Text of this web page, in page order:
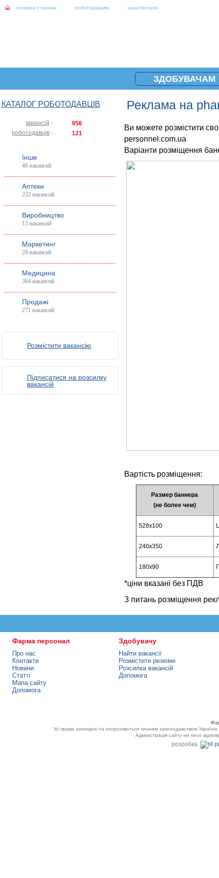
головна сторінка роботодавцям наші послуги
ЗДОБУВАЧАМ
КАТАЛОГ РОБОТОДАВЦІВ
вакансій -
956
роботодавців - 121
Інше
48 вакансий
Аптеки
232 вакансий
Виробництво
13 вакансий
Маркетинг
28 вакансий
Медицина
364 вакансий
Продажі
271 вакансий
Розмістити вакансію
Підписатися на розсилку
вакансій
Реклама на
Ви можете розмістити
personnel.com.ua
Варіанти розміщення
Вартість розміщення:
Размер баннера
(не более чем)
528x100
240x350
180x90
*ціни вказані без ПДВ
З питань розміщення
Фарма персонал
Про нас
Контакти
Новини
Статті
Мапа сайту
Допомога
Здобувачу
Найти вакансії
Розмістити резюме
Розсилка вакансій
Допомога
Усі права захищені та охороняються чинним законодавством
Адміністрація сайту не несе
розробка